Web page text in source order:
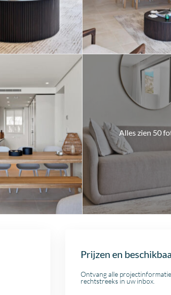
Alles zien 50
Prijzen en
Ontvang alle projectinformatie
rechtstreeks in uw inbox.